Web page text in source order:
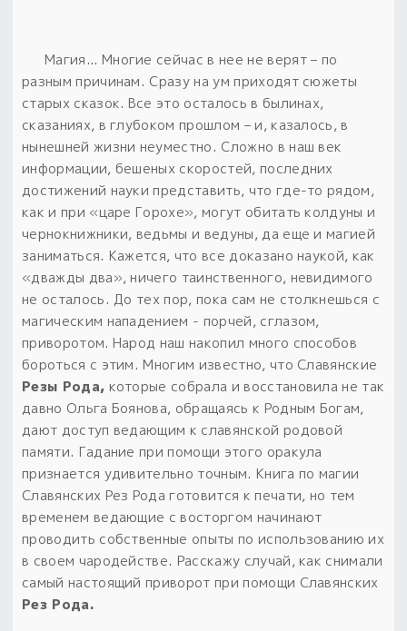
Магия... Многие сейчас в нее не верят – по
разным причинам. Сразу на ум приходят сюжеты
старых сказок. Все это осталось в былинах,
сказаниях, в глубоком прошлом – и, казалось, в
нынешней жизни неуместно. Сложно в наш век
информации, бешеных скоростей, последних
достижений науки представить, что где-то рядом,
как и при «царе Горохе», могут обитать колдуны и
чернокнижники, ведьмы и ведуны, да еще и магией
заниматься. Кажется, что все доказано наукой, как
«дважды два», ничего таинственного, невидимого
не осталось. До тех пор, пока сам не столкнешься с
магическим нападением - порчей, сглазом,
приворотом. Народ наш накопил много способов
бороться с этим. Многим известно, что Славянские
Резы Рода, которые собрала и восстановила не так
давно Ольга Боянова, обращаясь к Родным Богам,
дают доступ ведающим к славянской родовой
памяти. Гадание при помощи этого оракула
признается удивительно точным. Книга по магии
Славянских Рез Рода готовится к печати, но тем
временем ведающие с восторгом начинают
проводить собственные опыты по использованию их
в своем чародействе. Расскажу случай, как снимали
самый настоящий приворот при помощи Славянских
Рез Рода.